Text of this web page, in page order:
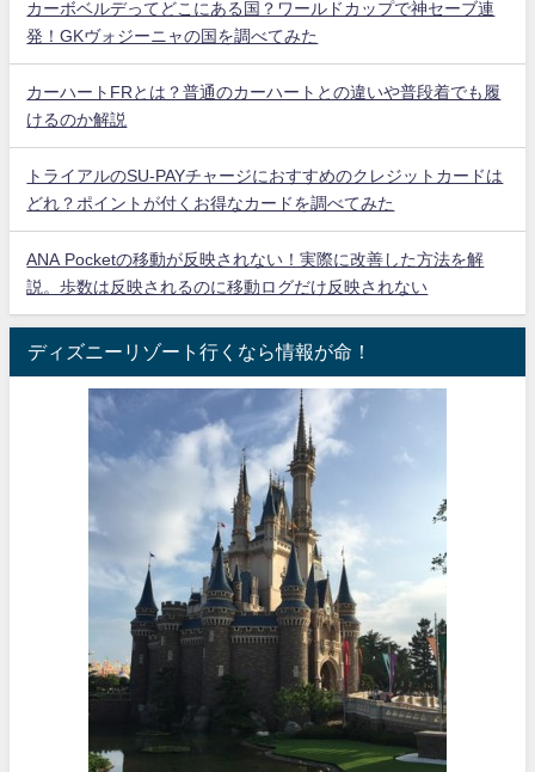
カーボベルデってどこにある国？ワールドカップで神セーブ連
発！GKヴォジーニャの国を調べてみた
カーハートFRとは？普通のカーハートとの違いや普段着でも履
けるのか解説
トライアルのSU-PAYチャージにおすすめのクレジットカードは
どれ？ポイントが付くお得なカードを調べてみた
ANA Pocketの移動が反映されない！実際に改善した方法を解
説。歩数は反映されるのに移動ログだけ反映されない
ディズニーリゾート行くなら情報が命！